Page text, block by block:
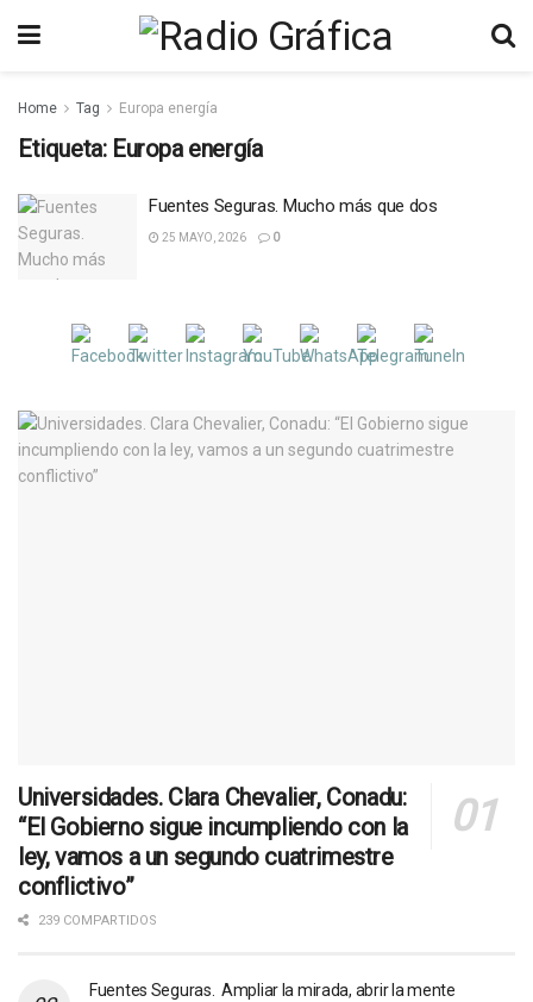
Home Tag Europa energía
Etiqueta: Europa energía
Fuentes Seguras. Mucho más que dos
25 MAYO, 2026 0
Universidades. Clara Chevalier, Conadu:
“El Gobierno sigue incumpliendo con la
ley, vamos a un segundo cuatrimestre
conflictivo”
239 COMPARTIDOS
Fuentes Seguras. Ampliar la mirada, abrir la mente